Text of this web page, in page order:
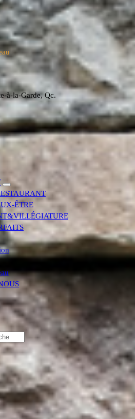
à-la-Garde, Qc.
ÊTRE